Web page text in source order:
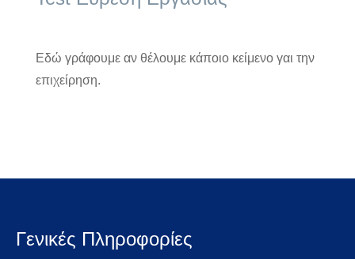
Εδώ γράφουμε αν θέλουμε κάποιο κείμενο γαι την
επιχείρηση.
Γενικές Πληροφορίες